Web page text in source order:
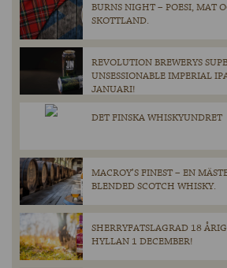
BURNS NIGHT – POESI, MAT
SKOTTLAND.
REVOLUTION BREWERYS
UNSESSIONABLE IMPERIAL
JANUARI!
DET FINSKA WHISKYUNDRET
MACROY’S FINEST – EN
BLENDED SCOTCH WHISKY.
SHERRYFATSLAGRAD 18
HYLLAN 1 DECEMBER!